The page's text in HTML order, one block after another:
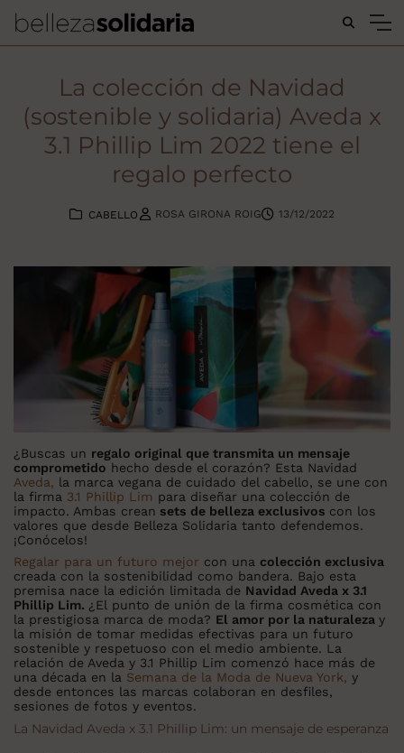
Buscar...
La colección de Navidad
(sostenible y solidaria) Aveda x
3.1 Phillip Lim 2022 tiene el
regalo perfecto
CABELLO ROSA GIRONA ROIG 13/12/2022
¿Buscas un regalo original que transmita un mensaje
comprometido hecho desde el corazón? Esta Navidad
Aveda, la marca vegana de cuidado del cabello, se une con
la firma 3.1 Phillip Lim para diseñar una colección de
impacto. Ambas crean sets de belleza exclusivos con los
valores que desde Belleza Solidaria tanto defendemos.
¡Conócelos!
Regalar para un futuro mejor con una colección exclusiva
creada con la sostenibilidad como bandera. Bajo esta
premisa nace la edición limitada de Navidad Aveda x 3.1
Phillip Lim. ¿El punto de unión de la firma cosmética con
la prestigiosa marca de moda? El amor por la naturaleza y
la misión de tomar medidas efectivas para un futuro
sostenible y respetuoso con el medio ambiente. La
relación de Aveda y 3.1 Phillip Lim comenzó hace más de
una década en la Semana de la Moda de Nueva York, y
desde entonces las marcas colaboran en desfiles,
sesiones de fotos y eventos.
La Navidad Aveda x 3.1 Phillip Lim: un mensaje de esperanza